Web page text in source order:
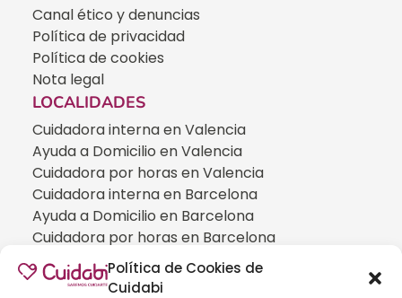
Política de Cookies de
Cuidabi
Canal ético y denuncias
Política de privacidad
Política de cookies
Nota legal
LOCALIDADES
Cuidadora interna en Valencia
Ayuda a Domicilio en Valencia
Cuidadora por horas en Valencia
Cuidadora interna en Barcelona
Ayuda a Domicilio en Barcelona
Cuidadora por horas en Barcelona
Cuidadora interna en Madrid
Ayuda a Domicilio en Madrid